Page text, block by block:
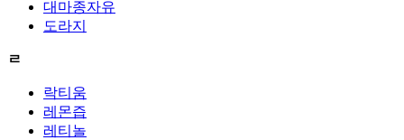
대마종자유
도라지
ㄹ
락티움
레몬즙
레티놀